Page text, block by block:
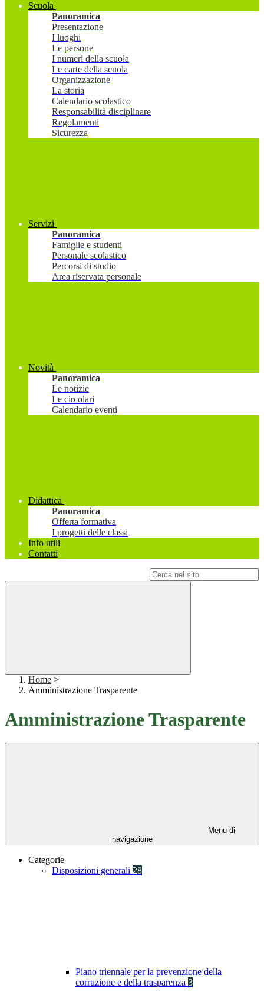
Scuola
Panoramica
Presentazione
I luoghi
Le persone
I numeri della scuola
Le carte della scuola
Organizzazione
La storia
Calendario scolastico
Responsabilità disciplinare
Regolamenti
Sicurezza
Servizi
Panoramica
Famiglie e studenti
Personale scolastico
Percorsi di studio
Area riservata personale
Novità
Panoramica
Le notizie
Le circolari
Calendario eventi
Didattica
Panoramica
Offerta formativa
I progetti delle classi
Info utili
Contatti
Home >
Amministrazione Trasparente
Amministrazione Trasparente
Menu di
navigazione
Categorie
Disposizioni generali 28
Piano triennale per la prevenzione della
corruzione e della trasparenza 3